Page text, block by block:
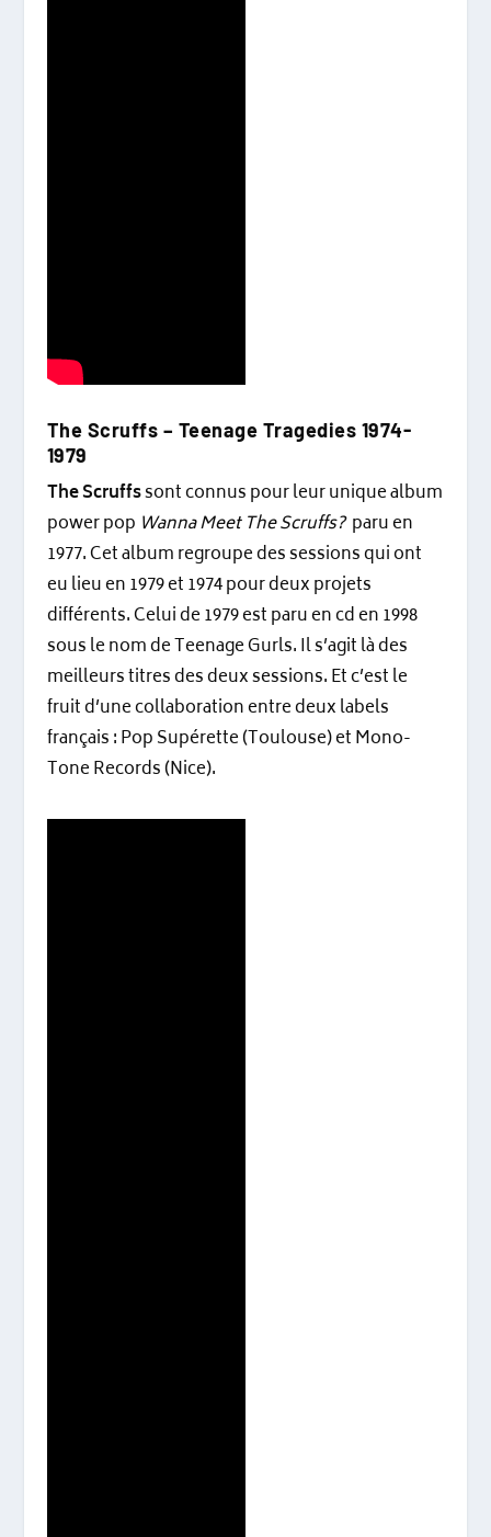
The Scruffs – Teenage Tragedies 1974-
1979
The Scruffssont connus pour leur unique album
power pop Wanna Meet The Scruffs?paru en
1977. Cet album regroupe des sessions qui ont
eu lieu en 1979 et 1974 pour deux projets
différents. Celui de 1979 est paru en cd en 1998
sous le nom de Teenage Gurls. Il s’agit là des
meilleurs titres des deux sessions. Et c’est le
fruit d’une collaboration entre deux labels
français : Pop Supérette (Toulouse) et Mono-
Tone Records (Nice).